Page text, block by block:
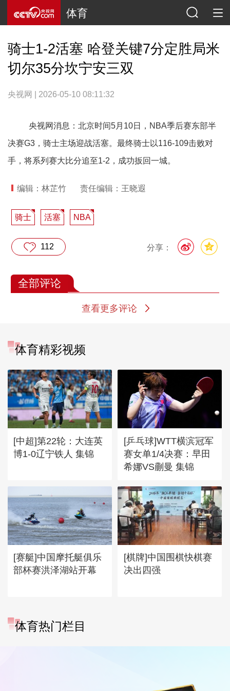
体育
骑士1-2活塞 哈登关键7分定胜局米
切尔35分坎宁安三双
央视网 | 2026-05-10 08:11:32
央视网消息：北京时间5月10日，NBA季后赛东部半
决赛G3，骑士主场迎战活塞。最终骑士以116-109击败对
手，将系列赛大比分追至1-2，成功扳回一城。
编辑：林芷竹 责任编辑：王晓遐
骑士 活塞 NBA
分享：
112
全部评论
查看更多评论
体育精彩视频
[中超]第22轮：大连英
博1-0辽宁铁人 集锦
[乒乓球]WTT横滨冠军
赛女单1/4决赛：早田
希娜VS蒯曼 集锦
[赛艇]中国摩托艇俱乐
部杯赛洪泽湖站开幕
[棋牌]中国围棋快棋赛
决出四强
体育热门栏目